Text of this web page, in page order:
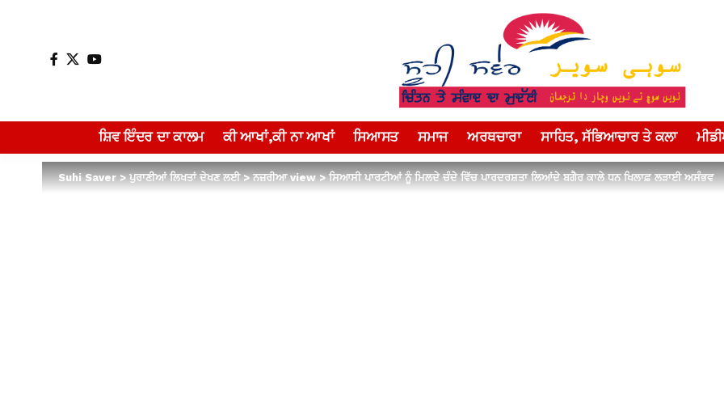
ਸ਼ਿਵ ਇੰਦਰ ਦਾ ਕਾਲਮ ਕੀ ਆਖਾਂ,ਕੀ ਨਾ ਆਖਾਂ ਸਿਆਸਤ ਸਮਾਜ ਅਰਥਚਾਰਾ ਸਾਹਿਤ, ਸੱਭਿਆਚਾਰ ਤੇ ਕਲਾ
Suhi Saver>ਪੁਰਾਣੀਆਂ ਲਿਖਤਾਂ ਦੇਖਣ ਲਈ>ਨਜ਼ਰੀਆ view>ਸਿਆਸੀ ਪਾਰਟੀਆਂ ਨੂੰ ਮਿਲਦੇ ਚੰਦੇ ਵਿੱਚ ਪਾਰਦਰਸ਼ਤਾ ਲਿਆਂਦੇ ਬਗੈਰ ਕਾਲੇ ਧਨ ਖਿਲਾਫ਼ ਲੜਾਈ ਅਸੰਭਵ